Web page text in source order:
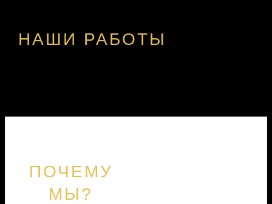
ПОЧЕМУ
МЫ?
НАШИ РАБОТЫ